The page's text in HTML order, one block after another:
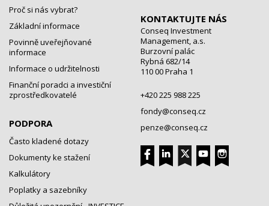
Proč si nás vybrat?
Základní informace
Povinně uveřejňované
informace
Informace o udržitelnosti
Finanční poradci a investiční
zprostředkovatelé
PODPORA
Často kladené dotazy
Dokumenty ke stažení
Kalkulátory
Poplatky a sazebníky
KONTAKTUJTE NÁS
Conseq Investment
Management, a.s.
Burzovní palác
Rybná 682/14
110 00 Praha 1
+420 225 988 225
fondy@conseq.cz
penze@conseq.cz